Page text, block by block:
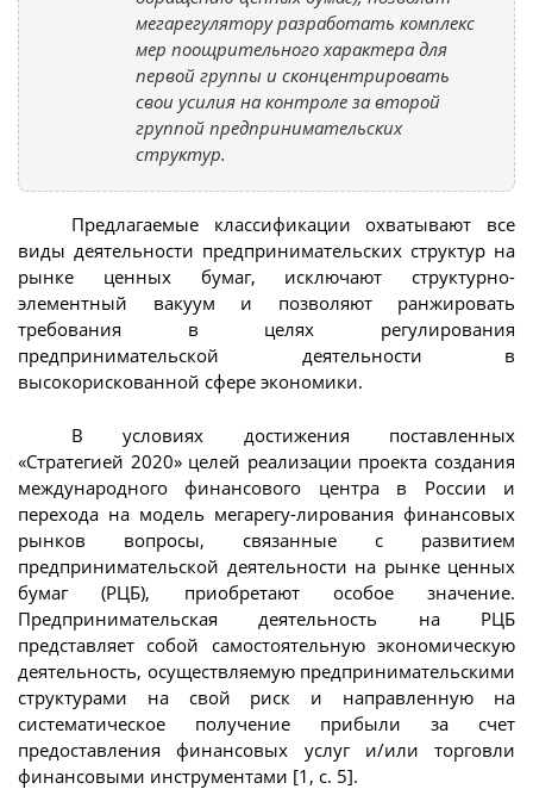
мегарегулятору разработать комплекс
мер поощрительного характера для
первой группы и сконцентрировать
свои усилия на контроле за второй
группой предпринимательских
структур.
Предлагаемые классификации охватывают все
виды деятельности предпринимательских структур на
рынке ценных бумаг, исключают структурно-
элементный вакуум и позволяют ранжировать
требования в целях регулирования
предпринимательской деятельности в
высокорискованной сфере экономики.
В условиях достижения поставленных
«Стратегией 2020» целей реализации проекта создания
международного финансового центра в России и
перехода на модель мегарегу-лирования финансовых
рынков вопросы, связанные с развитием
предпринимательской деятельности на рынке ценных
бумаг (РЦБ), приобретают особое значение.
Предпринимательская деятельность на РЦБ
представляет собой самостоятельную экономическую
деятельность, осуществляемую предпринимательскими
структурами на свой риск и направленную на
систематическое получение прибыли за счет
предоставления финансовых услуг и/или торговли
финансовыми инструментами [1, с. 5].